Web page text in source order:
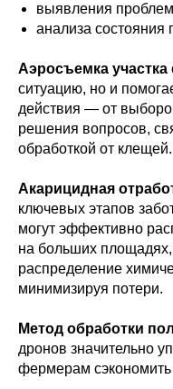
выявления
анализа состояния
Аэросъемка участка
ситуацию, но и
действия — от
решения вопросов,
обработкой от клещей.
Акарицидная
ключевых этапов
могут эффективно
на больших
распределение
минимизируя потери.
Метод обработки
дронов значительно
фермерам